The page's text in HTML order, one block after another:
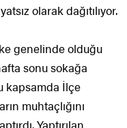
olarak dağıtılıyor.
genelinde olduğu
sonu sokağa
kapsamda İlçe
muhtaçlığını
Yaptırılan